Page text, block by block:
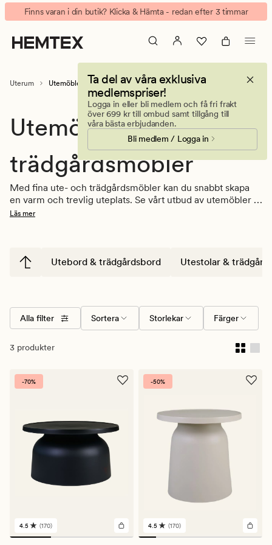
Utemöbler
Stolar,
Bord
Loungestol
Animerad
banner.
Klicka
på
för
Finns varan i din butik? Klicka & Hämta - redan efter 3 timmar
Ta del av våra exklusiva
medlemspriser!
Logga in eller bli medlem och få fri frakt
över 699 kr till ombud samt tillgång till
våra bästa erbjudanden.
Bli medlem / Logga in
Uterum Utemöbler & trädgårdsmöbler
Utemöbler &
trädgårdsmöbler
Med fina ute- och trädgårdsmöbler kan du snabbt skapa
en varm och trevlig uteplats. Se vårt utbud av utemöbler i
plast och rotting för altanen, balkongen eller trädgården.
Läs mer
Utebord & trädgårdsbord Utestolar &
Alla filter Sortera Storlekar Färger
3 produkter
-70%
170
omdömen
4.5 (170)
-50%
170
omdömen
4.5 (170)